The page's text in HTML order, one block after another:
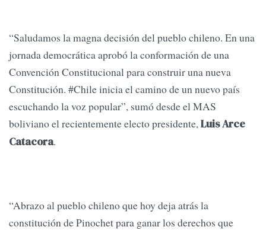
“Saludamos la magna decisión del pueblo chileno. En una
jornada democrática aprobó la conformación de una
Convención Constitucional para construir una nueva
Constitución. #Chile inicia el camino de un nuevo país
escuchando la voz popular”, sumó desde el MAS
boliviano el recientemente electo presidente,Luis Arce
Catacora.
“Abrazo al pueblo chileno que hoy deja atrás la
constitución de Pinochet para ganar los derechos que